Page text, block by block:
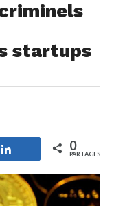
startups
Partagez 0
PARTAGES